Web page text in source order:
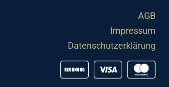
AGB
Impressum
Datenschutzerklärung